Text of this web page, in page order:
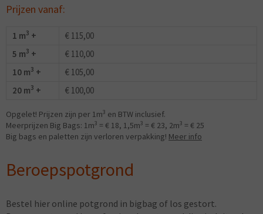
Prijzen vanaf:
1 m3 +
€ 115,00
5 m3 +
€ 110,00
10 m3 +
€ 105,00
20 m3 + € 100,00
Opgelet! Prijzen zijn per 1m3 en BTW inclusief.
Meerprijzen Big Bags: 1m3 = € 18, 1,5m3 = € 23, 2m3 = € 25
Big bags en paletten zijn verloren verpakking! Meer info
Beroepspotgrond
Bestel hier online potgrond in bigbag of los gestort.